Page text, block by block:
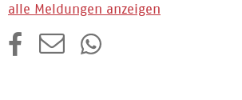
alle Meldungen anzeigen